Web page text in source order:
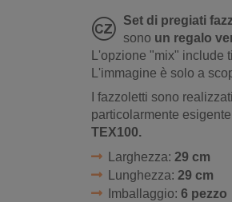
Set di pregiati
sono un regalo
L'opzione "mix" include
L'immagine è solo a
I fazzoletti sono
particolarmente
TEX100.
Larghezza: 29 cm
Lunghezza: 29 cm
Imballaggio: 6 pezzo